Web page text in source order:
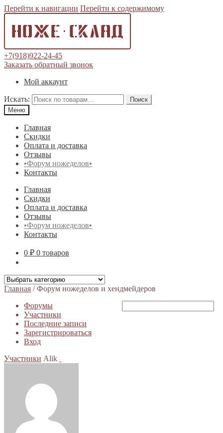
Перейти к навигации Перейти к содержимому
+7(918)922-24-45
Заказать обратный звонок
Мой аккаунт
Искать:
Поиск
Меню
Главная
Скидки
Оплата и доставка
Отзывы
•Форум ножеделов•
Контакты
Главная
Скидки
Оплата и доставка
Отзывы
•Форум ножеделов•
Контакты
0 ₽ 0 товаров
Главная /Форум ножеделов и хендмейдеров
Форумы
Участники
Последние записи
Зарегистрироваться
Вход
Участники Alik